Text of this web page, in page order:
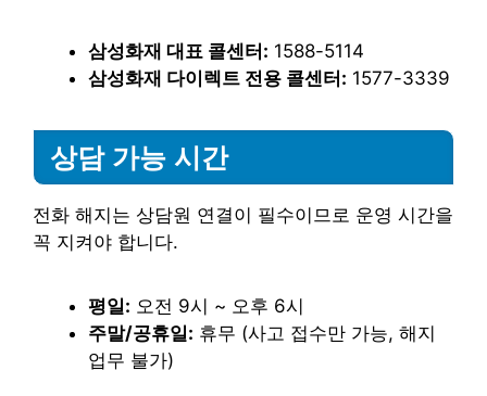
삼성화재 대표 콜센터: 1588-5114
삼성화재 다이렉트 전용 콜센터: 1577-3339
상담 가능 시간
전화 해지는 상담원 연결이 필수이므로 운영 시간을
꼭 지켜야 합니다.
평일: 오전 9시 ~ 오후 6시
주말/공휴일: 휴무 (사고 접수만 가능, 해지
업무 불가)